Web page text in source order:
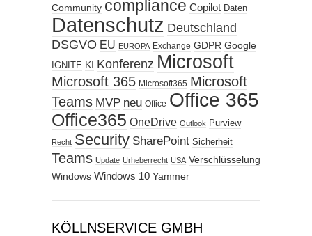
Community compliance Copilot Daten
Datenschutz Deutschland
DSGVO EU EUROPA Exchange GDPR Google
IGNITE KI Konferenz Microsoft
Microsoft 365 Microsoft365 Microsoft
Teams MVP neu Office Office 365
Office365 OneDrive Outlook Purview
Recht Security SharePoint Sicherheit
Teams Update Urheberrecht USA Verschlüsselung
Windows Windows 10 Yammer
KÖLLNSERVICE GMBH